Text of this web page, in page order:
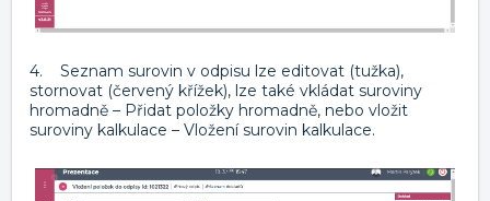
4. Seznam surovin v odpisu lze editovat (tužka),
stornovat (červený křížek), lze také vkládat suroviny
hromadně – Přidat položky hromadně, nebo vložit
suroviny kalkulace – Vložení surovin kalkulace.